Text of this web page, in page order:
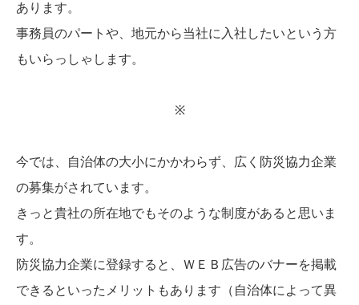
あります。
事務員のパートや、地元から当社に入社したいという方
もいらっしゃします。
※
今では、自治体の大小にかかわらず、広く防災協力企業
の募集がされています。
きっと貴社の所在地でもそのような制度があると思いま
す。
防災協力企業に登録すると、ＷＥＢ広告のバナーを掲載
できるといったメリットもあります（自治体によって異